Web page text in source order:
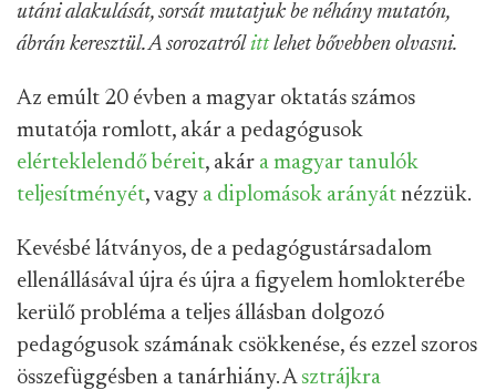
utáni alakulását, sorsát mutatjuk be néhány mutatón,
ábrán keresztül. A sorozatról ittlehet bővebben olvasni.
Az emúlt 20 évben a magyar oktatás számos
mutatója romlott, akár a pedagógusok
elérteklelendő béreit, akár a magyar tanulók
teljesítményét, vagy a diplomások arányát nézzük.
Kevésbé látványos, de a pedagógustársadalom
ellenállásával újra és újra a figyelem homlokterébe
kerülő probléma a teljes állásban dolgozó
pedagógusok számának csökkenése, és ezzel szoros
összefüggésben a tanárhiány. Asztrájkra